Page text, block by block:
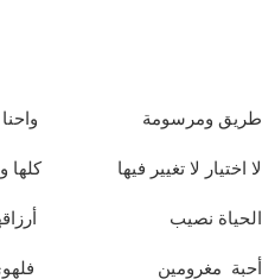
طريق ومرسومة واحنا
لا اختيار لا تغيير فيها كلها
الحياة نصيب أرزاقها
أحبة مغرومين فلهوى